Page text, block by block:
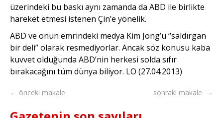
üzerindeki bu baskı aynı zamanda da ABD ile birlikte
hareket etmesi istenen Çin’e yönelik.
ABD ve onun emrindeki medya Kim Jong’u “saldırgan
bir deli” olarak resmediyorlar. Ancak söz konusu kaba
kuvvet olduğunda ABD’nin herkesi solda sıfır
bırakacağını tüm dünya biliyor. LO (27.04.2013)
← önceki makale sonraki makale →